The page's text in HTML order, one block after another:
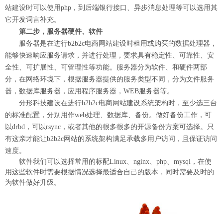
站建设时可以使用php，到后端银行接口、异步消息处理等可以选用其
它开发词言补充。
第二步，服务器硬件、软件
服务器是在进行b2b2c电商网站建设时租用或购买的数据处理器，
能够快速响应服务请求，并进行处理，要求具有稳定性、可靠性、安
全性、可扩展性、可管理性等功能。服务器分为软件、和硬件两部
分，在网络环境下，根据服务器提供的服务类型不同，分为文件服务
器，数据库服务器，应用程序服务器，WEB服务器等。
分形科技建设在进行b2b2c电商网站建设系统架构时，至少选三台
的标准配置，分别用作web处理、数据库、备份。做好备份工作，可
以drbd，可以rsync，或者其他的很多很多的开源备份方案可选择。只
有这亲才能让b2b2c网站的系统架构满足承载多用户访问，且保证访问
速度。
软件我们可以选择常用的标配Linux、nginx、php、mysql，在使
用这些软件时需要根据情况选择最适合自己的版本，同时需要及时的
为软件做好升级。